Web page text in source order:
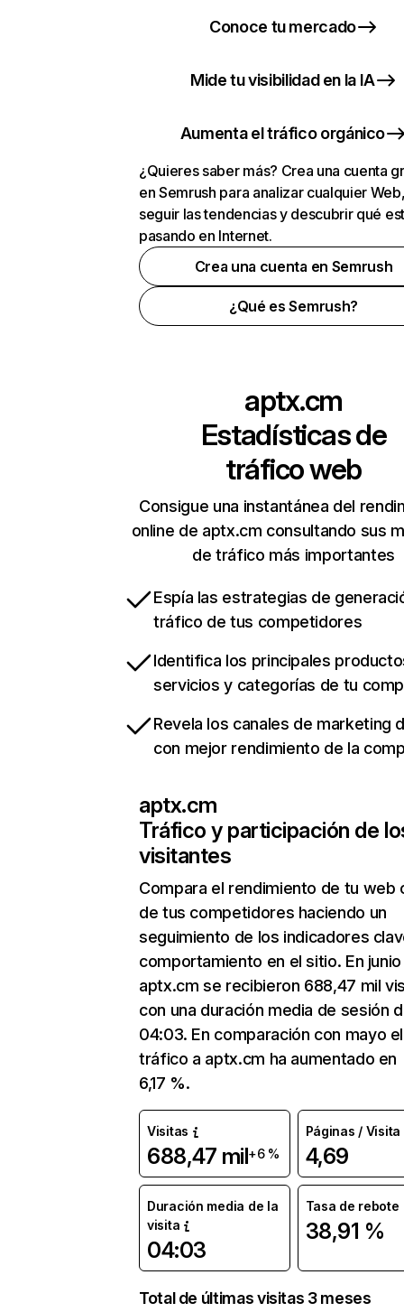
Conoce tu mercado
Mide tu visibilidad en la IA
Aumenta el tráfico orgánico
¿Quieres saber más? Crea una cuenta
en Semrush para analizar cualquier
seguir las tendencias y descubrir qué
pasando en Internet.
Crea una cuenta en Semrush
¿Qué es Semrush?
aptx.cm
Estadísticas de
tráfico web
Consigue una instantánea del
online de aptx.cm consultando sus
de tráfico más importantes
Espía las estrategias de
tráfico de tus competidores
Identifica los principales
servicios y categorías de tu
Revela los canales de marketing
con mejor rendimiento de la
aptx.cm
Tráfico y participación de
visitantes
Compara el rendimiento de tu web
de tus competidores haciendo un
seguimiento de los indicadores
comportamiento en el sitio. En junio
aptx.cm se recibieron 688,47 mil
con una duración media de sesión
04:03. En comparación con mayo el
tráfico a aptx.cm ha aumentado en
6,17 %.
Visitas
688,47 mil+6 %
Páginas / Visita
4,69
Duración media de la
visita
04:03
Tasa de rebote
38,91 %
Total de últimas visitas 3 meses